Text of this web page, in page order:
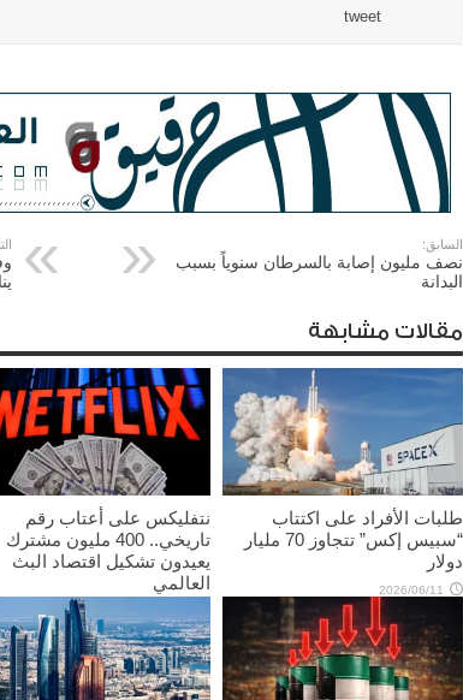
tweet
السابق:
نصف مليون إصابة بالسرطان سنوياً بسبب
البدانة
مقالات مشابهة
طلبات الأفراد على اكتتاب
“سبيس إكس” تتجاوز 70 مليار
دولار
2026/06/11
نتفليكس على أعتاب رقم
تاريخي.. 400 مليون مشترك
يعيدون تشكيل اقتصاد البث
العالمي